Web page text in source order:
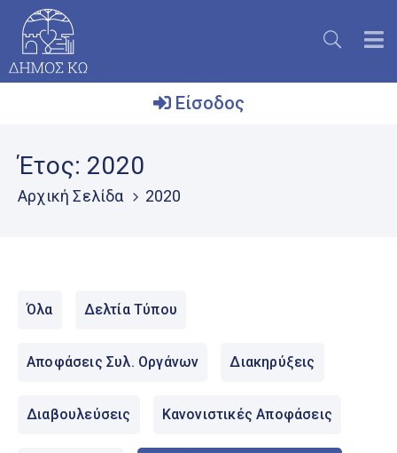
Δήμος
Το
Επικοινωνία
Εθελοντών
English
Είσοδος
Έτος: 2020
Αρχική Σελίδα 2020
Όλα Δελτία Τύπου
Αποφάσεις Συλ. Οργάνων Διακηρύξεις
Διαβουλεύσεις Κανονιστικές Αποφάσεις